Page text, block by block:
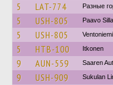
5 LAT-774 Разные
5 USH-805 Paavo
5 USH-805 Ventoniemi
5 HTB-100 Itkonen
9 AUN-559 Saaren
9 USH-909 Sukulan